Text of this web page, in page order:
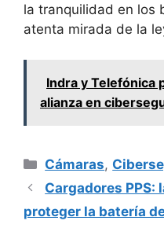
la tranquilidad en los
atenta mirada de la
Indra y Telefónica
alianza en
Categorías
Cámaras,
Cargadores PPS:
proteger la batería